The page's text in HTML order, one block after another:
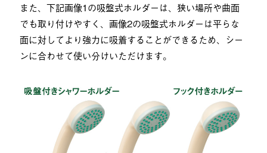
また、下記画像1の吸盤式ホルダーは、狭い場所や曲面
でも取り付けやすく、画像2の吸盤式ホルダーは平らな
面に対してより強力に吸着することができるため、シー
ンに合わせて使い分けいただけます。